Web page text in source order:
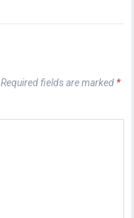
Required fields are marked *